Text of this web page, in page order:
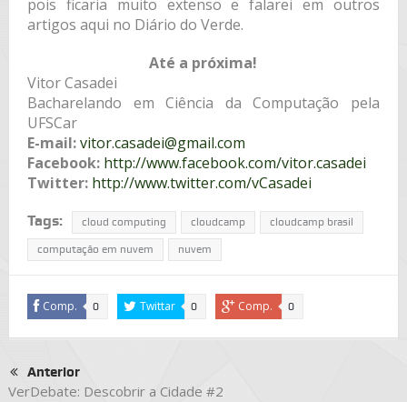
pois ficaria muito extenso e falarei em outros
artigos aqui no Diário do Verde.
Até a próxima!
Vitor Casadei
Bacharelando em Ciência da Computação pela
UFSCar
E-mail:vitor.casadei@gmail.com
Facebook: http://www.facebook.com/vitor.casadei
Twitter: http://www.twitter.com/vCasadei
Tags: cloud computing cloudcamp cloudcamp brasil
computação em nuvem nuvem
Comp. 0 Twittar 0 Comp. 0
Anterior
VerDebate: Descobrir a Cidade #2